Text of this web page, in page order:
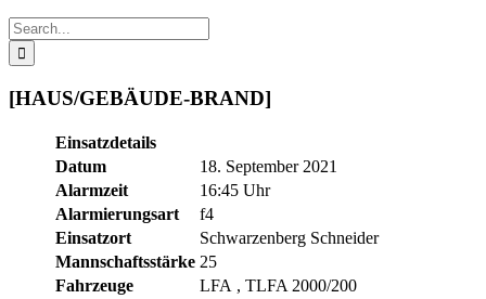
Search
for:
[HAUS/GEBÄUDE-BRAND]
Einsatzdetails
Datum
18. September 2021
Alarmzeit
16:45 Uhr
Alarmierungsart
f4
Einsatzort
Schwarzenberg Schneider
Mannschaftsstärke 25
Fahrzeuge
LFA , TLFA 2000/200